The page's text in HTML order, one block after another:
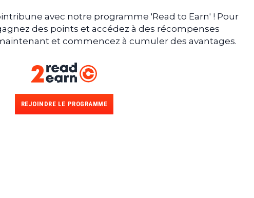
avec notre programme 'Read to Earn' ! Pour
des points et accédez à des récompenses
et commencez à cumuler des avantages.
REJOINDRE LE PROGRAMME